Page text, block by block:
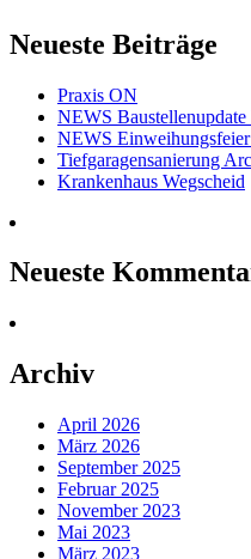
Neueste Beiträge
Praxis ON
NEWS
NEWS
Tiefgaragensanierung
Krankenhaus Wegscheid
Neueste
Archiv
April 2026
März 2026
September 2025
Februar 2025
November 2023
Mai 2023
März 2023